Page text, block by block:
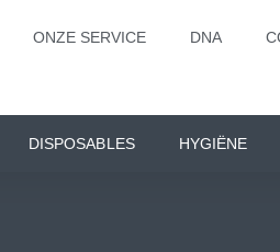
ONZE SERVICE DNA
DISPOSABLES HYGIËNE